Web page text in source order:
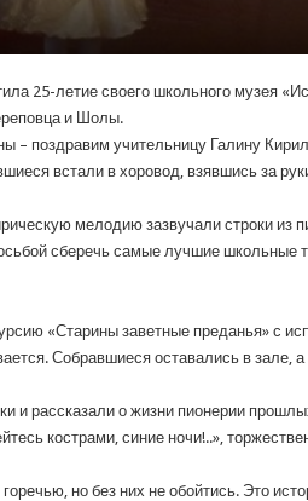
25-летие своего школьного музея
и Шолы.
– поздравим учительницу Галину
встали в хоровод, взявшись за
мелодию зазвучали строки из
сберечь самые лучшие школьные
«Старины заветные преданья» с
Собравшиеся оставались в зале,
и рассказали о жизни пионерии
кострами, синие ночи!..»,
но без них не обойтись. Это